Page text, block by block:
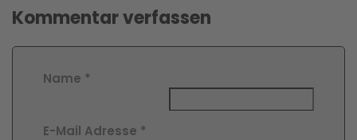
Kommentar verfassen
Name *
E-Mail Adresse *